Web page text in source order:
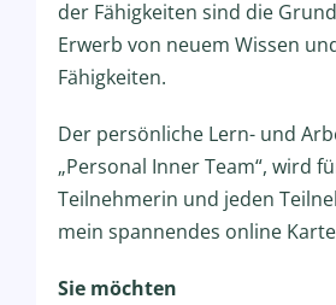
der Fähigkeiten sind die
Erwerb von neuem Wissen
Fähigkeiten.
Der persönliche Lern- und
„Personal Inner Team“, wird
Teilnehmerin und jeden
mein spannendes online
Sie möchten